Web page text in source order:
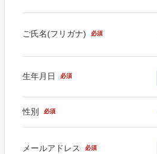
ご氏名(フリガナ) 必須
生年月日 必須
性別 必須
メールアドレス 必須